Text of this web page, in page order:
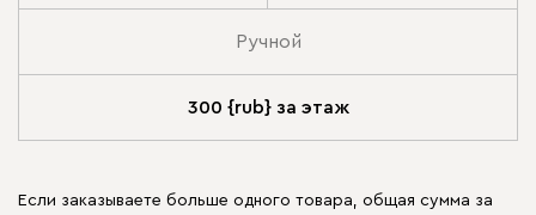
Ручной
300 {rub} за этаж
Если заказываете больше одного товара, общая сумма за